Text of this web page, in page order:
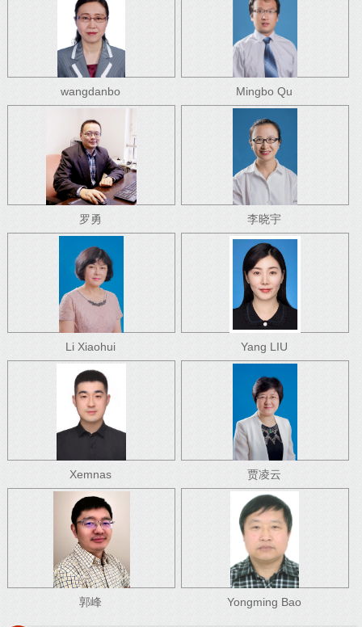
wangdanbo Mingbo Qu
罗勇 李晓宇
Li Xiaohui Yang LIU
Xemnas 贾凌云
郭峰 Yongming Bao